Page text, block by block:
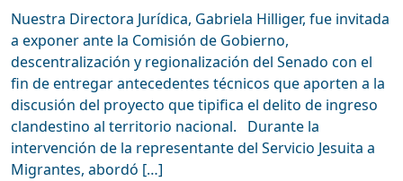
Nuestra Directora Jurídica, Gabriela Hilliger, fue invitada
a exponer ante la Comisión de Gobierno,
descentralización y regionalización del Senado con el
fin de entregar antecedentes técnicos que aporten a la
discusión del proyecto que tipifica el delito de ingreso
clandestino al territorio nacional. Durante la
intervención de la representante del Servicio Jesuita a
Migrantes, abordó […]